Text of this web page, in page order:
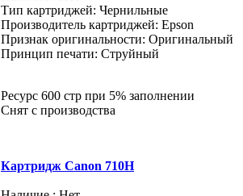
Тип картриджей: Чернильные
Производитель картриджей: Epson
Признак оригинальности: Оригинальный
Принцип печати: Струйный
Ресурс 600 стр при 5% заполнении
Снят с производства
Картридж Canon 710H